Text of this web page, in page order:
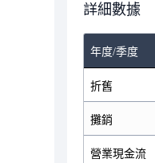
詳細數據
年度/季度
2024-Q1
折舊
攤銷
營業現金流
60,332
10,411
254,312